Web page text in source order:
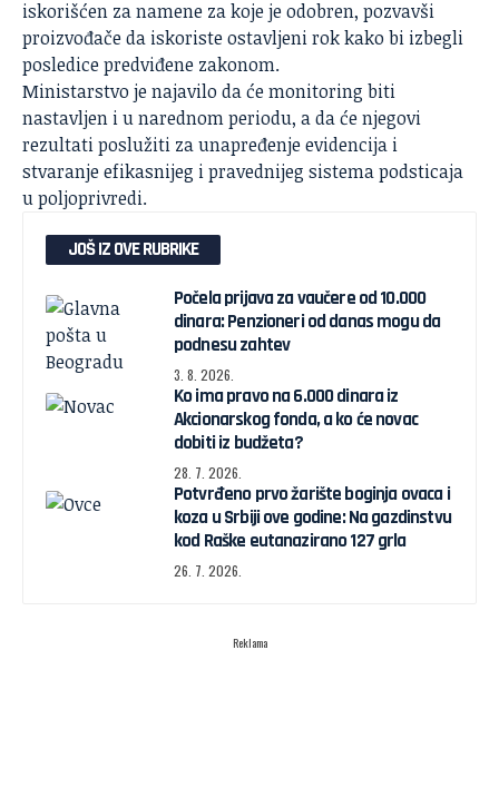
iskorišćen za namene za koje je odobren, pozvavši
proizvođače da iskoriste ostavljeni rok kako bi izbegli
posledice predviđene zakonom.
Ministarstvo je najavilo da će monitoring biti
nastavljen i u narednom periodu, a da će njegovi
rezultati poslužiti za unapređenje evidencija i
stvaranje efikasnijeg i pravednijeg sistema podsticaja
u poljoprivredi.
JOŠ IZ OVE RUBRIKE
Počela prijava za vaučere od 10.000
dinara: Penzioneri od danas mogu da
podnesu zahtev
3. 8. 2026.
Ko ima pravo na 6.000 dinara iz
Akcionarskog fonda, a ko će novac
dobiti iz budžeta?
28. 7. 2026.
Potvrđeno prvo žarište boginja ovaca i
koza u Srbiji ove godine: Na gazdinstvu
kod Raške eutanazirano 127 grla
26. 7. 2026.
Reklama